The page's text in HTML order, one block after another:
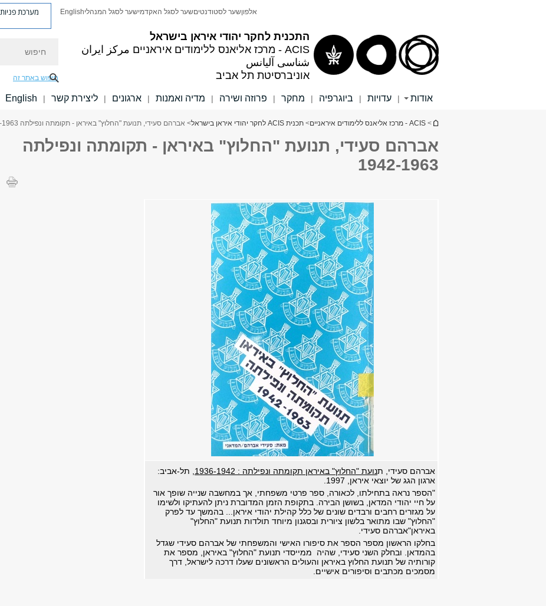
התכנית לחקר יהודי איראן בישראל
ACIS - מרכז אליאנס ללימודים איראניים
مرکز ایران
شناسی آلیانس
אוניברסיטת תל אביב
אלפוןשער לסטודנטיםשער לסגל האקדמישער לסגל המנהליEnglish מערכת פניות
חיפוש באתר זה
אודות | עדויות | ביוגרפיה | מחקר | פרוזה ושירה | מדיה ואמנות | ארגונים | ליצירת קשר |
English
הינך נמצא כאן
> ACIS - מרכז אליאנס ללימודים איראניים > תכנית ACIS לחקר יהודי איראן בישראל > אברהם סעידי, תנועת "החלוץ" באיראן - תקומתה ונפילתה 1942-1963
אברהם סעידי, תנועת "החלוץ" באיראן - תקומתה ונפילתה
1942-1963
אברהם סעידי, תנועת "החלוץ" באיראן תקומתה ונפילתה : 1936-1942,
תל-אביב:
ארגון הגג של יוצאי איראן, 1997.
"הספר נראה בתחילתו, לכאורה, ספר פרטי משפחתי, אך במחשבה שנייה שופך אור
על חיי יהודי המדאן, בשושן הבירה. בתקופת הזמן המדוברת ניתן להעתיקו ולשימו
על מגזרים רחבים ורבדים שונים של כלל קהילת יהודי איראן... בהמשך עד לפרק
"החלוץ" שבו מתואר בלשון ציורית ובסגנון מיוחד תולדות תנועת "החלוץ"
באיראן"אברהם סעידי.
בחלקו הראשון מספר הספר את סיפורו האישי והמשפחתי של אברהם סעידי שגדל
בהמדאן. ובחלק השני סעידי, שהיה ממייסדי תנועת "החלוץ" באיראן, מספר את
קורותיה של תנועת החלוץ באיראן והעולים הראשונים שעלו דרכה לישראל, דרך
מסמכים מכתבים וסיפורים אישיים.